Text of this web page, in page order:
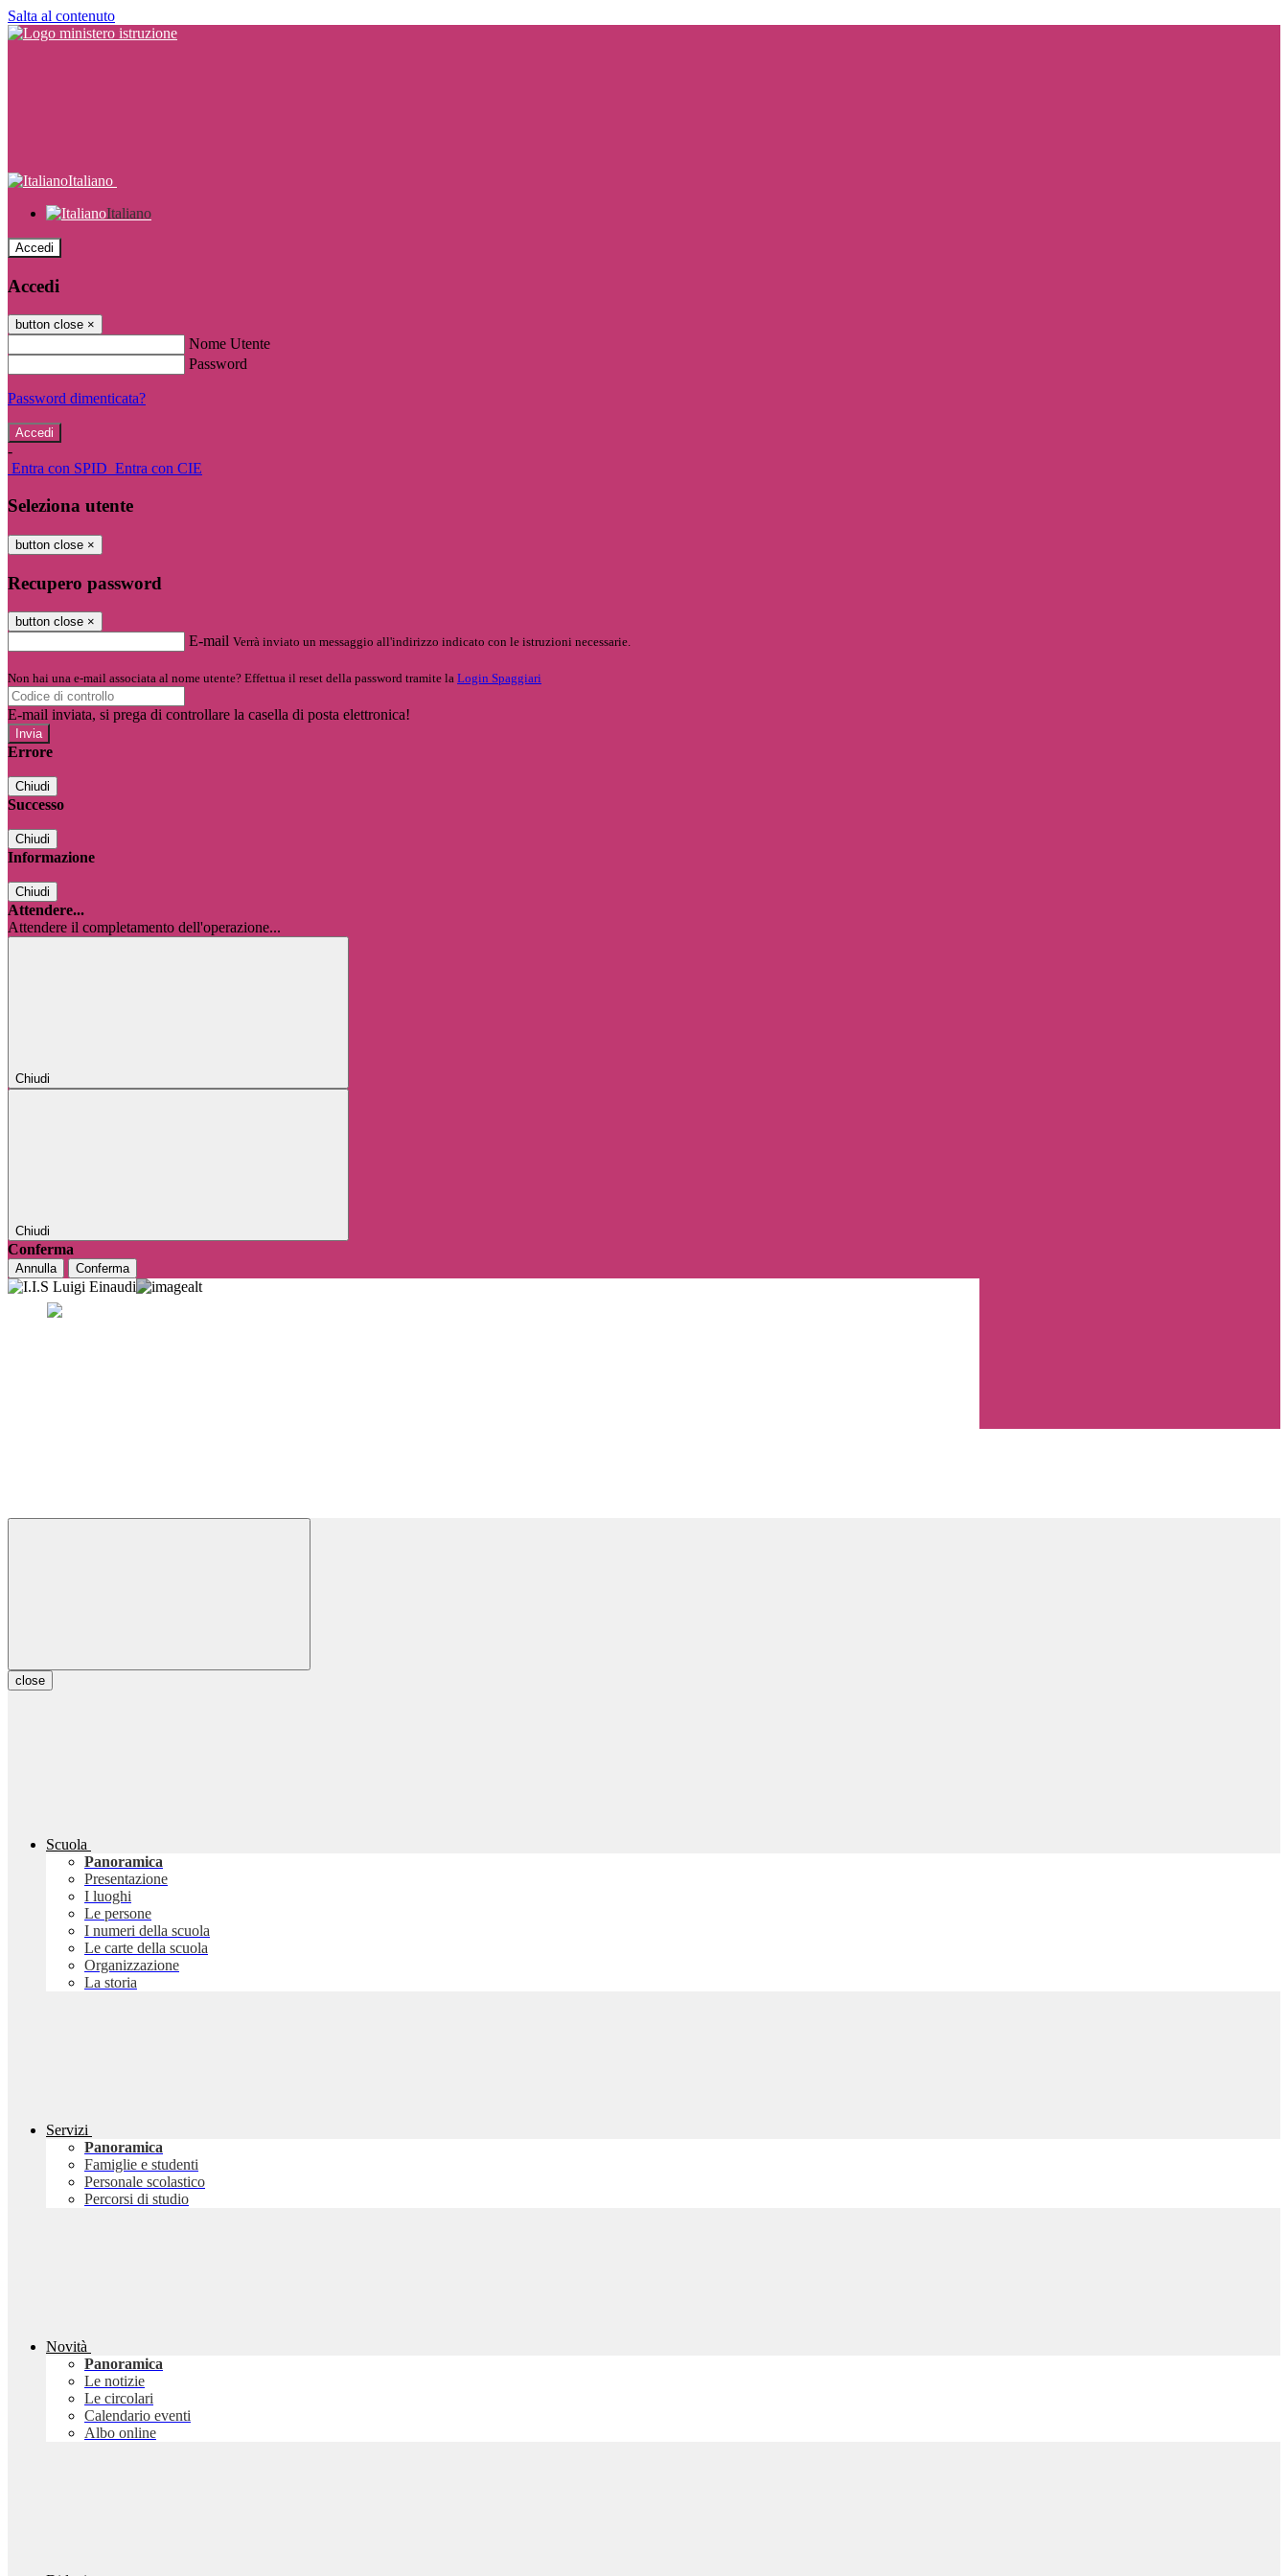
Salta al contenuto
Italiano
Italiano
Accedi
Accedi
button close ×
Nome Utente
Password
Password dimenticata?
-
Entra con SPID Entra con CIE
Seleziona utente
button close ×
Recupero password
button close ×
E-mail Verrà inviato un messaggio all'indirizzo indicato con le istruzioni necessarie.
Non hai una e-mail associata al nome utente? Effettua il reset della password tramite la Login Spaggiari
E-mail inviata, si prega di controllare la casella di posta elettronica!
Errore
Chiudi
Successo
Chiudi
Informazione
Chiudi
Attendere...
Attendere il completamento dell'operazione...
Chiudi
Chiudi
Conferma
Annulla Conferma
close
Scuola
Panoramica
Presentazione
I luoghi
Le persone
I numeri della scuola
Le carte della scuola
Organizzazione
La storia
Servizi
Panoramica
Famiglie e studenti
Personale scolastico
Percorsi di studio
Novità
Panoramica
Le notizie
Le circolari
Calendario eventi
Albo online